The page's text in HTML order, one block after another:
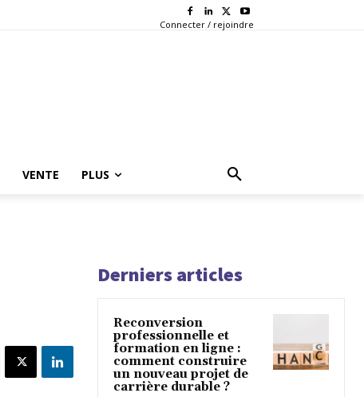
Connecter / rejoindre
VENTE PLUS
Derniers articles
Reconversion
professionnelle et
formation en ligne :
comment construire
un nouveau projet de
carrière durable ?